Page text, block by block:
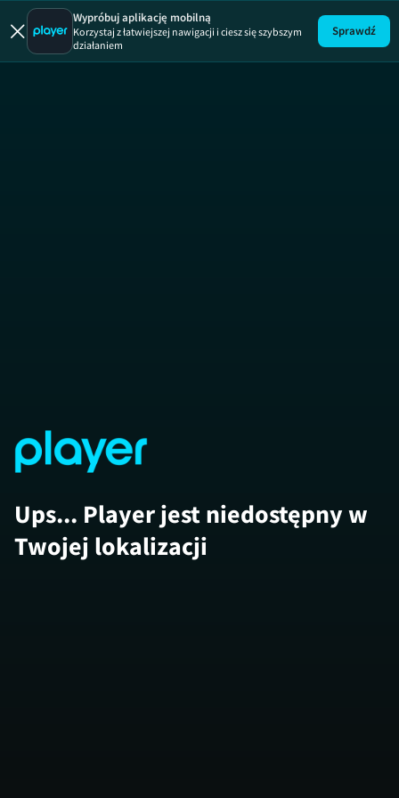
Wypróbuj aplikację mobilną
Korzystaj z łatwiejszej nawigacji i ciesz się szybszym
działaniem
Sprawdź
Ups... Player jest niedostępny w
Twojej lokalizacji